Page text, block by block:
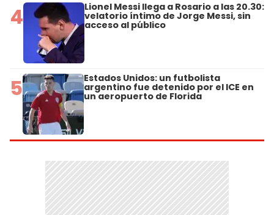
4 Lionel Messi llega a Rosario a las 20.30:
velatorio íntimo de Jorge Messi, sin
acceso al público
5 Estados Unidos: un futbolista
argentino fue detenido por el ICE en
un aeropuerto de Florida